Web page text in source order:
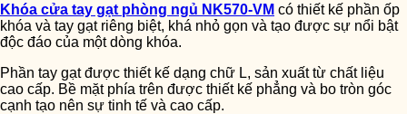
Khóa cửa tay gạt phòng ngủ NK570-VM có thiết kế phần ốp
khóa và tay gạt riêng biệt, khá nhỏ gọn và tạo được sự nổi bật
độc đáo của một dòng khóa.
Phần tay gạt được thiết kế dạng chữ L, sản xuất từ chất liệu
cao cấp. Bề mặt phía trên được thiết kế phẳng và bo tròn góc
cạnh tạo nên sự tinh tế và cao cấp.